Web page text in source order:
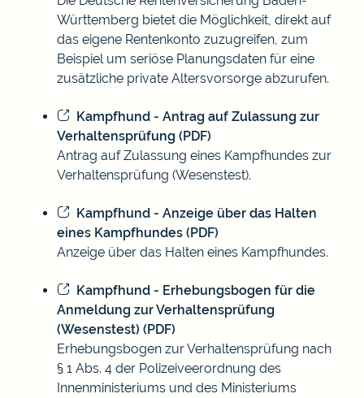
Württemberg bietet die Möglichkeit, direkt auf
das eigene Rentenkonto zuzugreifen, zum
Beispiel um seriöse Planungsdaten für eine
zusätzliche private Altersvorsorge abzurufen.
Kampfhund - Antrag auf Zulassung zur
Verhaltensprüfung (PDF)
Antrag auf Zulassung eines Kampfhundes zur
Verhaltensprüfung (Wesenstest).
Kampfhund - Anzeige über das Halten
eines Kampfhundes (PDF)
Anzeige über das Halten eines Kampfhundes.
Kampfhund - Erhebungsbogen für die
Anmeldung zur Verhaltensprüfung
(Wesenstest) (PDF)
Erhebungsbogen zur Verhaltensprüfung nach
§ 1 Abs. 4 der Polizeiveerordnung des
Innenministeriums und des Ministeriums